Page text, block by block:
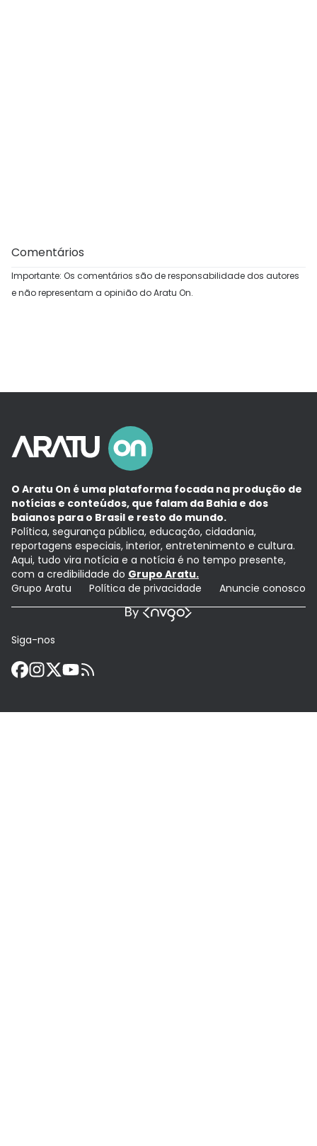
Comentários
Importante: Os comentários são de responsabilidade dos autores
e não representam a opinião do Aratu On.
O Aratu On é uma plataforma focada na produção de
notícias e conteúdos, que falam da Bahia e dos
baianos para o Brasil e resto do mundo.
Política, segurança pública, educação, cidadania,
reportagens especiais, interior, entretenimento e cultura.
Aqui, tudo vira notícia e a notícia é no tempo presente,
com a credibilidade do Grupo Aratu.
Grupo Aratu
Política de privacidade Anuncie conosco
Siga-nos